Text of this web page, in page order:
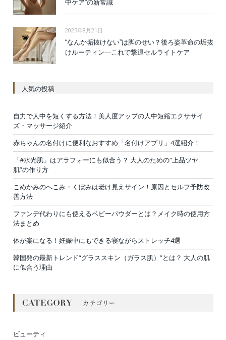
中ケア”の新常識
2025年8月21日
“なんか垢抜けない”は脚のせい？後ろ姿革命の垢抜
けルーティン—これで撃退セルライトケア
人気の投稿
自力で人中を短くする方法！美人度アップの人中短縮エクササイ
ズ・マッサージ紹介
赤ちゃんの名付けに便利なおすすめ「名付けアプリ」4選紹介！
「#水光肌」はアラフォーにも似合う？ 大人のための“上品ツヤ
肌”の作り方
こめかみのへこみ・くぼみは老け見えサイン！原因とセルフ予防改
善方法
ファンデ代わりにも使えるベビーパウダーとは？メイク時の使用方
法まとめ
体が楽になる！妊娠中にもできる寝ながらストレッチ4選
韓国発の最新トレンド“グラススキン（ガラス肌）”とは？ 大人の肌
に似合う理由
ビューティ